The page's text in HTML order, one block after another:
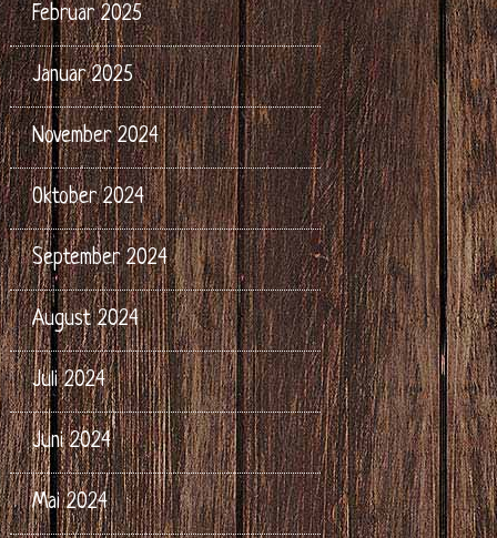
Februar 2025
Januar 2025
November 2024
Oktober 2024
September 2024
August 2024
Juli 2024
Juni 2024
Mai 2024